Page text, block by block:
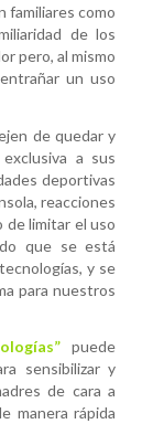
familiares como
de los
pero, al mismo
un uso
de quedar y
a sus
deportivas
reacciones
de limitar el uso
que se está
y se
para nuestros
puede
sensibilizar y
de cara a
manera rápida